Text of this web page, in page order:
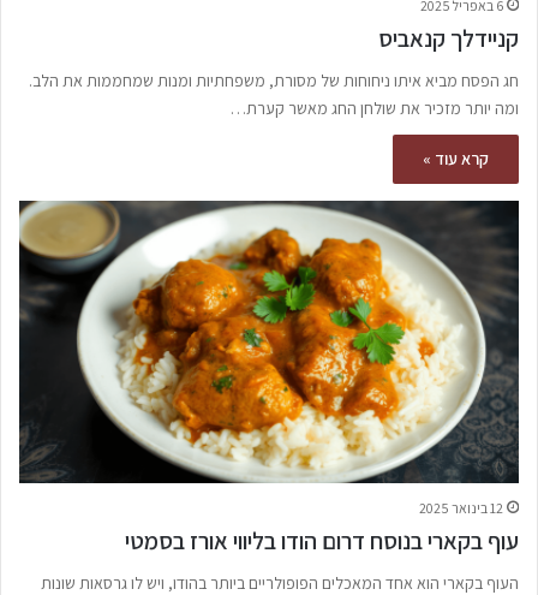
6 באפריל 2025
קניידלך קנאביס
חג הפסח מביא איתו ניחוחות של מסורת, משפחתיות ומנות שמחממות את הלב.
ומה יותר מזכיר את שולחן החג מאשר קערת…
קרא עוד »
12 בינואר 2025
עוף בקארי בנוסח דרום הודו בליווי אורז בסמטי
העוף בקארי הוא אחד המאכלים הפופולריים ביותר בהודו, ויש לו גרסאות שונות